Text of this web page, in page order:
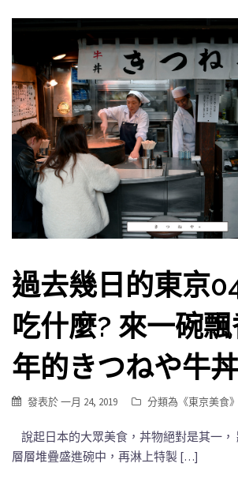
過去幾日的東京
吃什麼? 來一碗
年的きつねや牛丼
發表於一月 24, 2019 分類為《東京美食》
說起日本的大眾美食，丼物絕對是其一，
層層堆疊盛進碗中，再淋上特製 […]